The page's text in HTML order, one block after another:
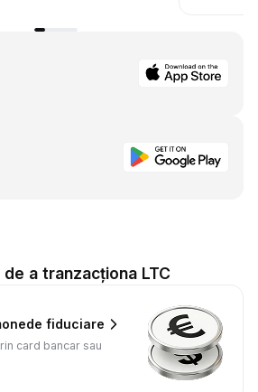
a tranzacționa LTC
fiduciare
card bancar sau